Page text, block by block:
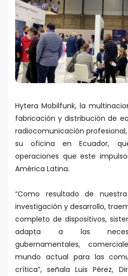
Hytera Mobilfunk, la
fabricación y distribución de
radiocomunicación
su oficina en Ecuador,
operaciones que este
América Latina.
“Como resultado de
investigación y desarrollo,
completo de dispositivos,
adapta a las
gubernamentales,
mundo actual para las
crítica”, señala Luis Pérez,